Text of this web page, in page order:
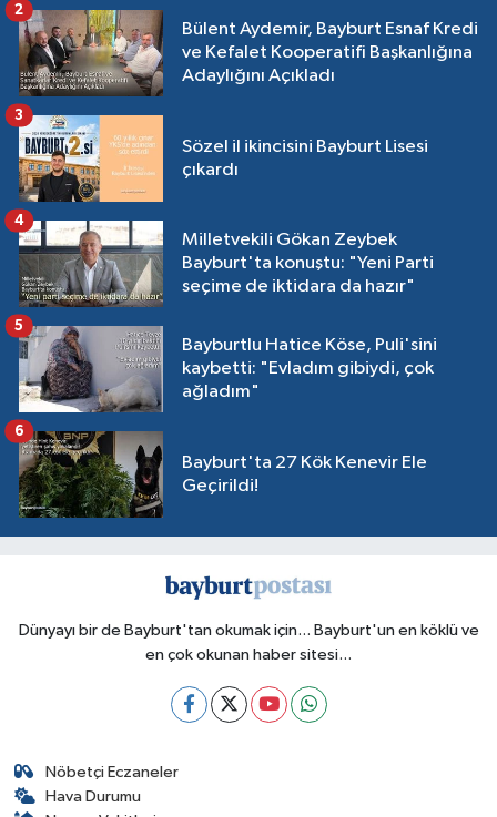
Bülent Aydemir, Bayburt Esnaf Kredi
ve Kefalet Kooperatifi Başkanlığına
Adaylığını Açıkladı
2
Sözel il ikincisini Bayburt Lisesi
çıkardı
3
Milletvekili Gökan Zeybek
Bayburt'ta konuştu: "Yeni Parti
seçime de iktidara da hazır"
4
Bayburtlu Hatice Köse, Puli'sini
kaybetti: "Evladım gibiydi, çok
ağladım"
5
Bayburt'ta 27 Kök Kenevir Ele
Geçirildi!
6
Dünyayı bir de Bayburt'tan okumak için... Bayburt'un en köklü ve
en çok okunan haber sitesi...
Nöbetçi Eczaneler
Hava Durumu